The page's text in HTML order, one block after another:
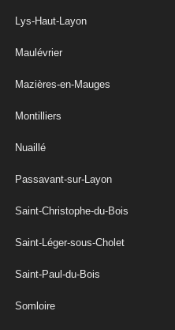
Lys-Haut-Layon
Maulévrier
Mazières-en-Mauges
Montilliers
Nuaillé
Passavant-sur-Layon
Saint-Christophe-du-Bois
Saint-Léger-sous-Cholet
Saint-Paul-du-Bois
Somloire